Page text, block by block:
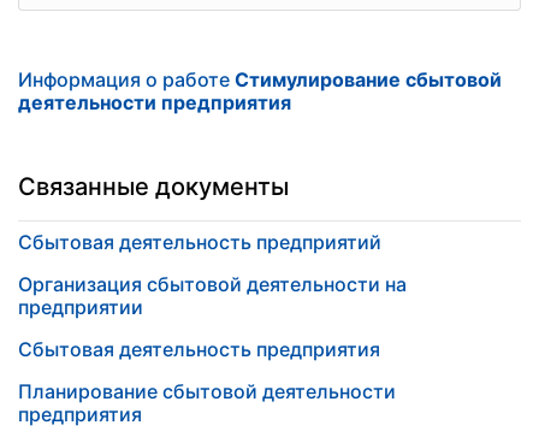
Информация о работе Стимулирование сбытовой
деятельности предприятия
Связанные документы
Сбытовая деятельность предприятий
Организация сбытовой деятельности на
предприятии
Сбытовая деятельность предприятия
Планирование сбытовой деятельности
предприятия